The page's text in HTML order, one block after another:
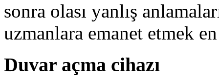
sonra olası yanlış
uzmanlara emanet etmek
Duvar açma cihazı